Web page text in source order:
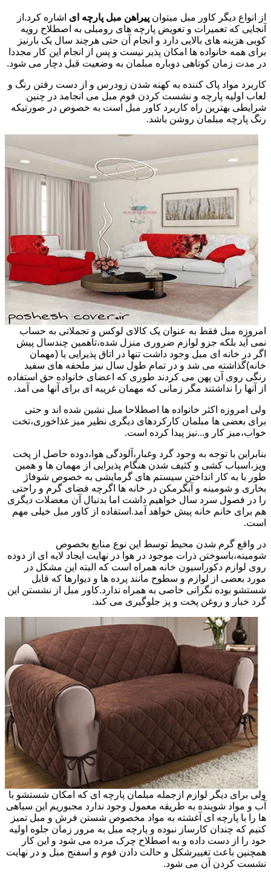
از انواع دیگر کاور مبل میتوان پیراهن مبل پارچه ای اشاره کرد.از
آنجایی که تعمیرات و تعویض پارچه های رومبلی به اصطلاح رویه
کوبی هزینه های بالایی دارد و انجام آن حتی هرچند سال یک بارنیز
برای همه خانواده ها امکان پذیر نیست و پس از انجام این کار مجددا
در مدت زمان کوتاهی دوباره مبلمان به وضعیت قبل دچار می شود.
کاربرد مواد پاک کننده به کهنه شدن زودرس و از دست رفتن رنگ و
لعاب اولیه پارچه و نشست کردن فوم مبل می انجامد در چنین
شرایطی بهترین راه کاربرد کاور مبل است به خصوص در صورتیکه
رنگ پارچه مبلمان روشن باشد.
امروزه مبل فقط به عنوان یک کالای لوکس و تجملاتی به حساب
نمی آید بلکه جزو لوازم ضروری منزل شده،تاهمین چندسال پیش
اگر در خانه ای مبل وجود داشت تنها در اتاق پذیرایی یا (مهمان
خانه)گذاشته می شد و در تمام طول سال نیز ملحفه های سفید
رنگی روی آن پهن می کردند طوری که اعضای خانواده حق استفاده
از آنها را نداشتند مگر زمانی که مهمان غریبه ای برای آنها می آمد.
ولی امروزه اکثر خانواده ها اصطلاحا مبل نشین شده اند و حتی
برای بعضی ها مبلمان کارکردهای دیگری نظیر میز غذاخوری،تخت
خواب،میز کار و...نیز پیدا کرده است.
بنابراین با توجه به وجود گرد وغبار،آلودگی هوا،دوده حاصل از پخت
وپز،اسباب کشی و کثیف شدن هنگام پذیرایی از مهمان ها و همین
طور با به کار انداختن سیستم های گرمایشی به خصوص شوفاژ
بخاری و شومینه و آبگرمکن در خانه ها اگرچه فضای گرم و راحتی
را در فصول سرد سال خواهیم داشت اما بدنبال آن معضلات دیگری
هم برای خانم خانه پیش خواهد آمد.استفاده از کاور مبل خیلی مهم
است.
در واقع گرم شدن محیط توسط این نوع منابع بخصوص
شومینه،باسوختن ذرات موجود در هوا در نهایت ایجاد لایه ای از دوده
روی لوازم دکوراسیون خانه همراه است که البته این مشکل در
مورد بعضی از لوازم و سطوح مانند پرده ها و دیوارها که قابل
شستشو بوده نگرانی خاصی به همراه ندارد.کاور مبل از نشستن این
گرد خبار و روغن پخت و پز جلوگیری می کند.
ولی برای دیگر لوازم ازجمله مبلمان پارچه ای که امکان شستشو با
آب و مواد شوینده به طریقه معمول وجود ندارد مجبوریم این سیاهی
ها را با پارچه ای آغشته به مواد مخصوص شستن فرش و مبل تمیز
کنیم که چندان کارساز نبوده و پارچه مبل به مرور زمان جلوه اولیه
خود را از دست داده و به اصطلاح چرک مرده می شود و این کار
همچنین باعث تغییرشکل و حالت دادن فوم و اسفنج مبل و در نهایت
نشست کردن آن می شود.